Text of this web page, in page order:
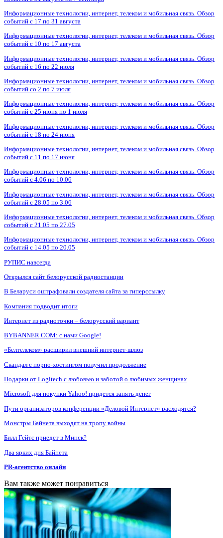
Информационные технологии, интернет, телеком и мобильная связь. Обзор
событий с 17 по 31 августа
Информационные технологии, интернет, телеком и мобильная связь. Обзор
событий с 10 по 17 августа
Информационные технологии, интернет, телеком и мобильная связь. Обзор
событий с 16 по 22 июля
Информационные технологии, интернет, телеком и мобильная связь. Обзор
событий со 2 по 7 июля
Информационные технологии, интернет, телеком и мобильная связь. Обзор
событий с 25 июня по 1 июля
Информационные технологии, интернет, телеком и мобильная связь. Обзор
событий с 18 по 24 июня
Информационные технологии, интернет, телеком и мобильная связь. Обзор
событий с 11 по 17 июня
Информационные технологии, интернет, телеком и мобильная связь. Обзор
событий с 4.06 по 10.06
Информационные технологии, интернет, телеком и мобильная связь. Обзор
событий с 28.05 по 3.06
Информационные технологии, интернет, телеком и мобильная связь. Обзор
событий с 21.05 по 27.05
Информационные технологии, интернет, телеком и мобильная связь. Обзор
событий с 14.05 по 20.05
РУПИС навсегда
Открылся сайт белорусской радиостанции
В Беларуси оштрафовали создателя сайта за гиперссылку
Компания подводит итоги
Интернет из радиоточки – белорусский вариант
BYBANNER.COM: c нами Google!
«Белтелеком» расширил внешний интернет-шлюз
Скандал с порно-хостингом получил продолжение
Подарки от Logitech с любовью и заботой о любимых женщинах
Microsoft для покупки Yahoo! придется занять денег
Пути организаторов конференции «Деловой Интернет» расходятся?
Монстры Байнета выходят на тропу войны
Билл Гейтс приедет в Минск?
Два ярких дня Байнета
PR-агентство онлайн
Вам также может понравиться